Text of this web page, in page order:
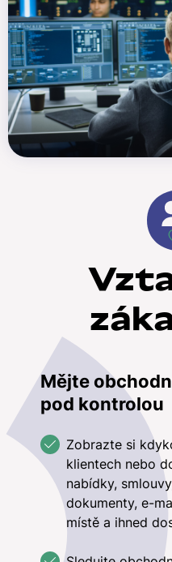
Mějte
pod kontrolou
Zobrazte si
klientech nebo
nabídky,
dokumenty, e-
místě a ihned